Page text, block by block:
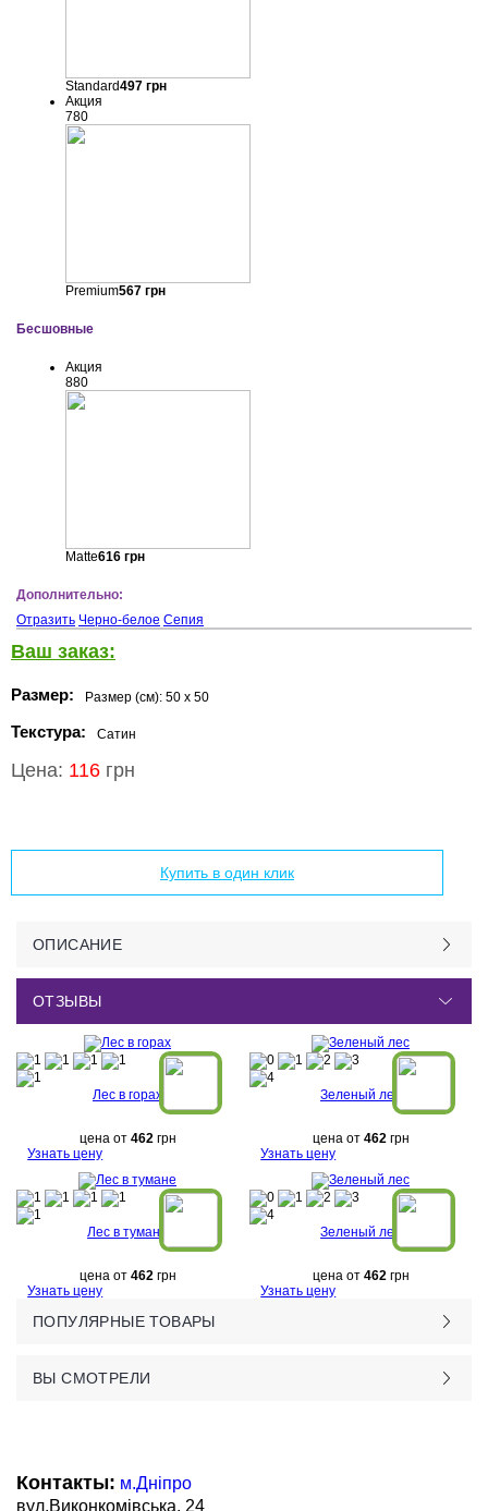
Standard497грн
Акция
780
Premium567грн
Бесшовные
Акция
880
Matte616грн
Дополнительно:
Отразить Черно-белое Сепия
Ваш заказ:
Размер: Размер (см): 50 x 50
Текстура: Сатин
Цена: 116 грн
Купить в один клик
ОПИСАНИЕ
ОТЗЫВЫ
Лес в горах
цена от 462грн
Узнать цену
Зеленый лес
цена от 462грн
Узнать цену
Лес в тумане
цена от 462грн
Узнать цену
Зеленый лес
цена от 462грн
Узнать цену
ПОПУЛЯРНЫЕ ТОВАРЫ
ВЫ СМОТРЕЛИ
Контакты: м.Дніпро
вул.Виконкомівська, 24